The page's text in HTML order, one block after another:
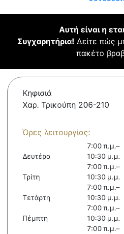
Αυτή είναι η
Συγχαρητήρια! Δείτε πώς
πακέτο
Κηφισιά
Χαρ. Τρικούπη 206-210
Ώρες λειτουργίας:
Δευτέρα
7:00 π.μ.–
10:30 μ.μ.
Τρίτη
7:00 π.μ.–
10:30 μ.μ.
Τετάρτη
7:00 π.μ.–
10:30 μ.μ.
Πέμπτη
7:00 π.μ.–
10:30 μ.μ.
7:00 π.μ.–